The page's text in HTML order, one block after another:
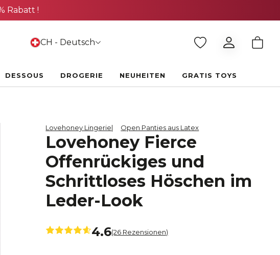
Rabatt !
CH - Deutsch
DESSOUS DROGERIE NEUHEITEN GRATIS TOYS
Lovehoney Lingerie Open Panties aus Latex
Lovehoney Fierce
Offenrückiges und
Schrittloses Höschen im
Leder-Look
4.6(26 Rezensionen)